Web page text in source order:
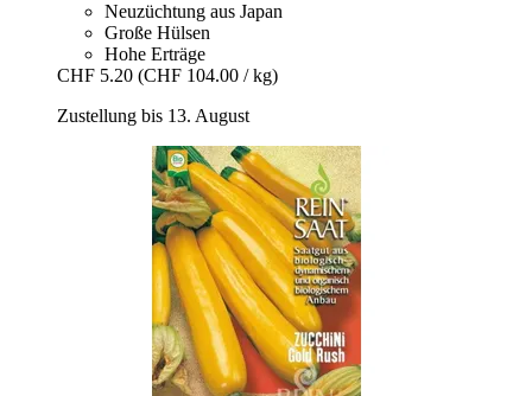
Neuzüchtung aus Japan
Große Hülsen
Hohe Erträge
CHF 5.20 (CHF 104.00 / kg)
Zustellung bis 13. August